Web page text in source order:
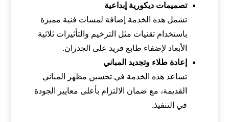
تصميمات ديكورية إبداعية
تشمل هذه الخدمة إضافة لمسات فنية مميزة
باستخدام تقنيات مثل الترخيم والتأثيرات ثلاثية
الأبعاد لإضفاء طابع فريد على الجدران.
إعادة طلاء وتجديد المباني
تساعد هذه الخدمة في تحسين مظهر المباني
القديمة، مع ضمان الالتزام بأعلى معايير الجودة
في التنفيذ.